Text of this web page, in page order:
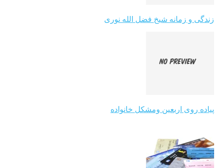
زندگی و زمانه شیخ فضل الله نوری
پیاده روی اربعین ومشکل خانواده